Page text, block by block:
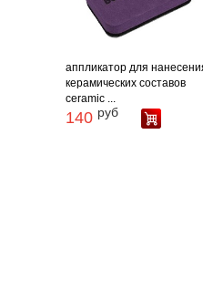
аппликатор для
керамических составов
ceramic ...
140 руб